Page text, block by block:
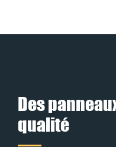
Des
qualité